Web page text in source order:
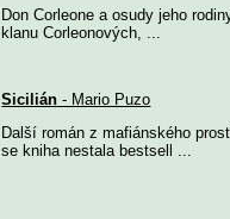
Don Corleone a osudy jeho
klanu Corleonových, ...
Sicilián - Mario Puzo
Další román z mafiánského
se kniha nestala bestsell ...